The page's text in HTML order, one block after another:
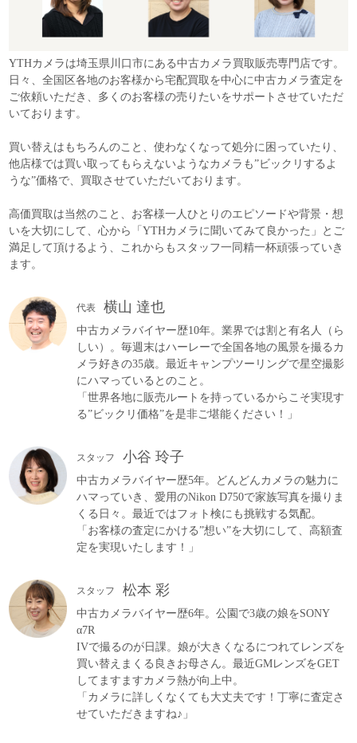
YTHカメラは埼玉県川口市にある中古カメラ買取販売専門店です。
日々、全国区各地のお客様から宅配買取を中心に中古カメラ査定を
ご依頼いただき、多くのお客様の売りたいをサポートさせていただ
いております。
買い替えはもちろんのこと、使わなくなって処分に困っていたり、
他店様では買い取ってもらえないようなカメラも”ビックリするよ
うな”価格で、買取させていただいております。
高価買取は当然のこと、お客様一人ひとりのエピソードや背景・想
いを大切にして、心から「YTHカメラに聞いてみて良かった」とご
満足して頂けるよう、これからもスタッフ一同精一杯頑張っていき
ます。
代表 横山 達也
中古カメラバイヤー歴10年。業界では割と有名人（ら
しい）。毎週末はハーレーで全国各地の風景を撮るカ
メラ好きの35歳。最近キャンプツーリングで星空撮影
にハマっているとのこと。
「世界各地に販売ルートを持っているからこそ実現す
る”ビックリ価格”を是非ご堪能ください！」
スタッフ 小谷 玲子
中古カメラバイヤー歴5年。どんどんカメラの魅力に
ハマっていき、愛用のNikon D750で家族写真を撮りま
くる日々。最近ではフォト検にも挑戦する気配。
「お客様の査定にかける”想い”を大切にして、高額査
定を実現いたします！」
スタッフ 松本 彩
中古カメラバイヤー歴6年。公園で3歳の娘をSONY
α7R
IVで撮るのが日課。娘が大きくなるにつれてレンズを
買い替えまくる良きお母さん。最近GMレンズをGET
してますますカメラ熱が向上中。
「カメラに詳しくなくても大丈夫です！丁寧に査定さ
せていただきますね♪」